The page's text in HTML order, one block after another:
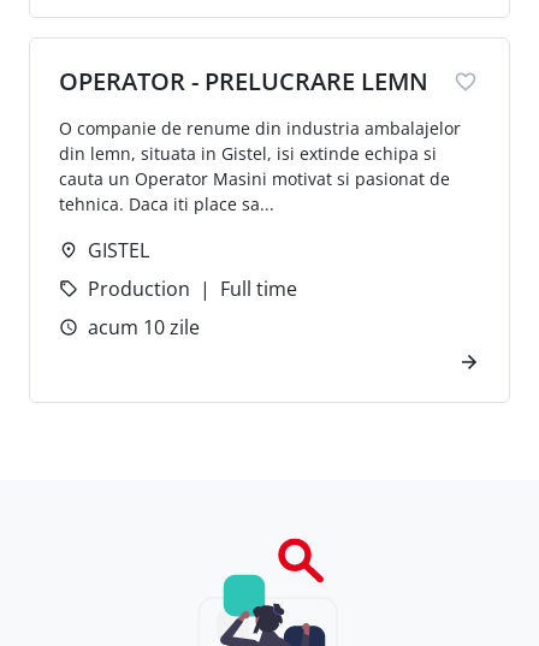
OPERATOR - PRELUCRARE LEMN
O companie de renume din industria ambalajelor
din lemn, situata in Gistel, isi extinde echipa si
cauta un Operator Masini motivat si pasionat de
tehnica. Daca iti place sa...
GISTEL
Production
Full time
acum 10 zile